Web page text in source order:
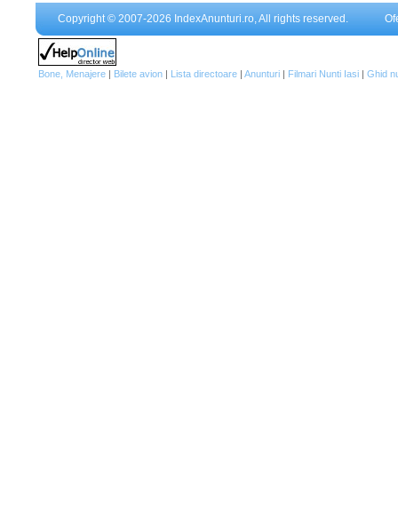
Copyright © 2007-2026 IndexAnunturi.ro, All rights reserved.
Bone, Menajere | Bilete avion | Lista directoare | Anunturi | Filmari Nunti Iasi | Ghid